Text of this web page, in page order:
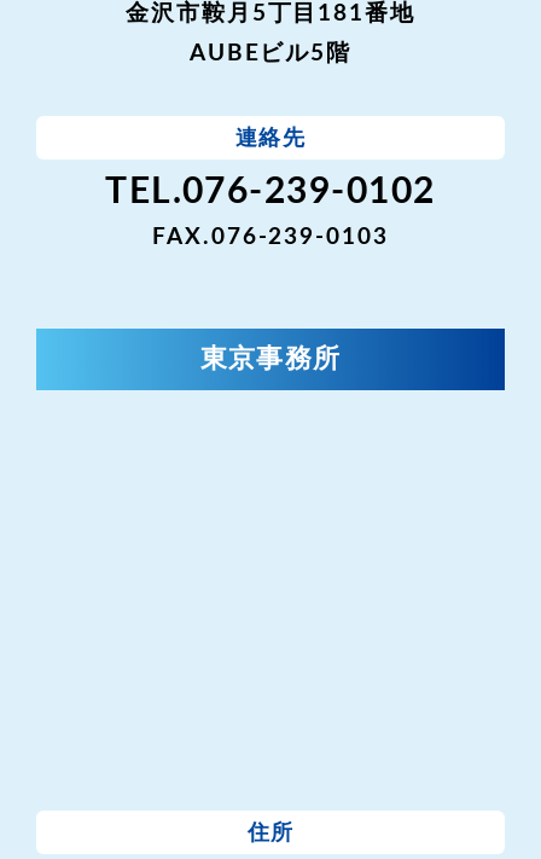
金沢市鞍月5丁目181番地
AUBEビル5階
連絡先
TEL.076-239-0102
FAX.076-239-0103
東京事務所
住所